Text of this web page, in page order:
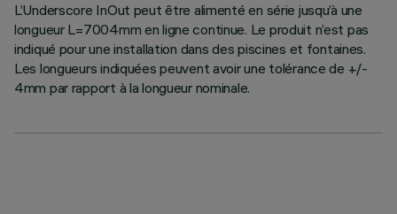
L’Underscore InOut peut être alimenté en série jusqu’à une
longueur L=7004mm en ligne continue. Le produit n’est pas
indiqué pour une installation dans des piscines et fontaines.
Les longueurs indiquées peuvent avoir une tolérance de +/-
4mm par rapport à la longueur nominale.